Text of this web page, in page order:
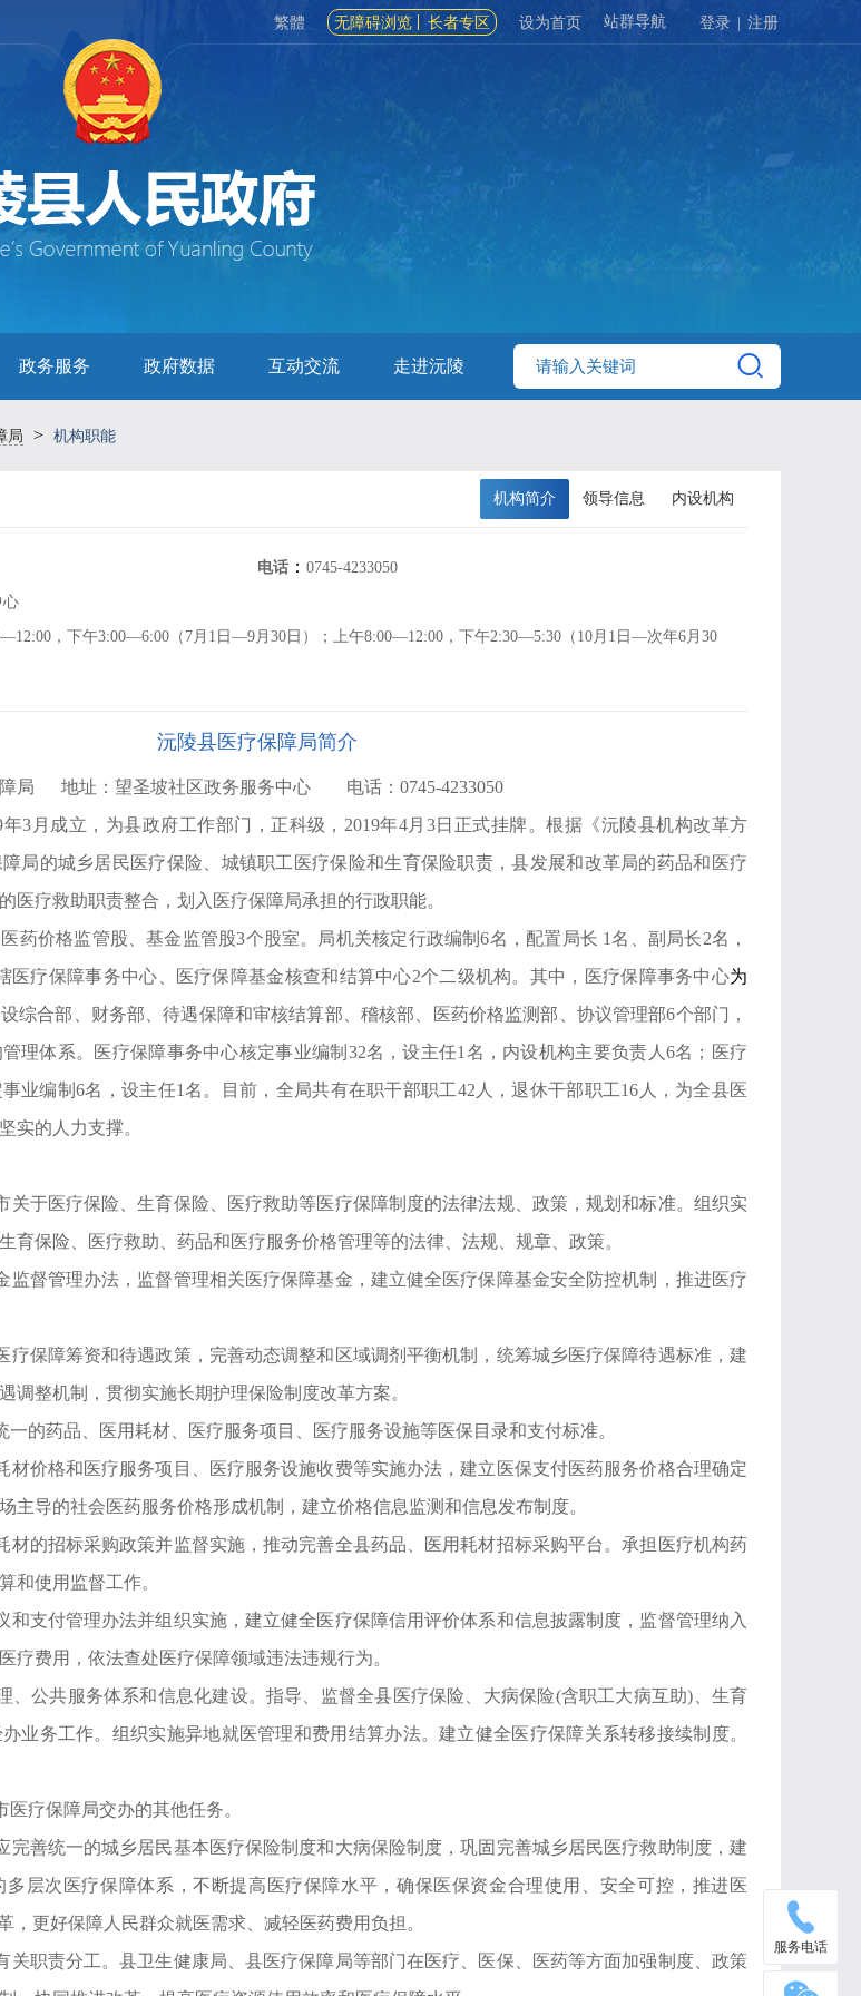
繁體 无障碍浏览 长者专区 设为首页 站群导航 登录 注册
政务服务 政府数据 互动交流 走进沅陵
局 > 机构职能
机构简介 领导信息 内设机构
电话 ：0745-4233050
心
，下午3:00—6:00（7月1日—9月30日）；上午8:00—12:00，下午2:30—5:30（10月1日—次年6月30
沅陵县医疗保障局简介
障局 地址：望圣坡社区政务服务中心 电话：0745-4233050
3月成立，为县政府工作部门，正科级，2019年4月3日正式挂牌。根据《沅陵县机构改革方
局的城乡居民医疗保险、城镇职工医疗保险和生育保险职责，县发展和改革局的药品和医疗
医疗救助职责整合，划入医疗保障局承担的行政职能。
药价格监管股、基金监管股3个股室。局机关核定行政编制6名，配置局长 1名、副局长2名，
医疗保障事务中心、医疗保障基金核查和结算中心2个二级机构。其中，医疗保障事务中心为
综合部、财务部、待遇保障和审核结算部、稽核部、医药价格监测部、协议管理部6个部门，
理体系。医疗保障事务中心核定事业编制32名，设主任1名，内设机构主要负责人6名；医疗
业编制6名，设主任1名。目前，全局共有在职干部职工42人，退休干部职工16人，为全县医
实的人力支撑。
关于医疗保险、生育保险、医疗救助等医疗保障制度的法律法规、政策，规划和标准。组织实
育保险、医疗救助、药品和医疗服务价格管理等的法律、法规、规章、政策。
监督管理办法，监督管理相关医疗保障基金，建立健全医疗保障基金安全防控机制，推进医疗
疗保障筹资和待遇政策，完善动态调整和区域调剂平衡机制，统筹城乡医疗保障待遇标准，建
调整机制，贯彻实施长期护理保险制度改革方案。
一的药品、医用耗材、医疗服务项目、医疗服务设施等医保目录和支付标准。
材价格和医疗服务项目、医疗服务设施收费等实施办法，建立医保支付医药服务价格合理确定
主导的社会医药服务价格形成机制，建立价格信息监测和信息发布制度。
材的招标采购政策并监督实施，推动完善全县药品、医用耗材招标采购平台。承担医疗机构药
和使用监督工作。
和支付管理办法并组织实施，建立健全医疗保障信用评价体系和信息披露制度，监督管理纳入
疗费用，依法查处医疗保障领域违法违规行为。
、公共服务体系和信息化建设。指导、监督全县医疗保险、大病保险(含职工大病互助)、生育
业务工作。组织实施异地就医管理和费用结算办法。建立健全医疗保障关系转移接续制度。
疗保障局交办的其他任务。
完善统一的城乡居民基本医疗保险制度和大病保险制度，巩固完善城乡居民医疗救助制度，建
层次医疗保障体系，不断提高医疗保障水平，确保医保资金合理使用、安全可控，推进医
，更好保障人民群众就医需求、减轻医药费用负担。
关职责分工。县卫生健康局、县医疗保障局等部门在医疗、医保、医药等方面加强制度、政策
服务电话